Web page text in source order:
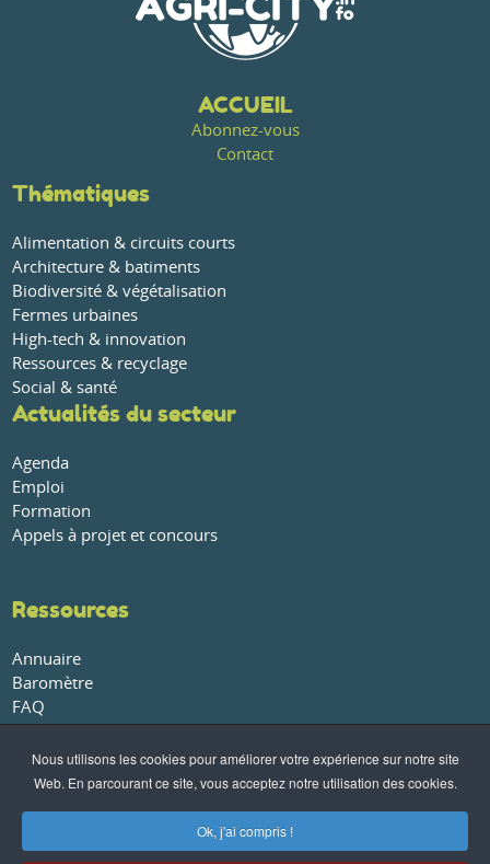
ACCUEIL
Abonnez-vous
Contact
Thématiques
Alimentation & circuits courts
Architecture & batiments
Biodiversité & végétalisation
Fermes urbaines
High-tech & innovation
Ressources & recyclage
Social & santé
Actualités du secteur
Agenda
Emploi
Formation
Appels à projet et concours
Ressources
Annuaire
Baromètre
FAQ
Glossaire
Publications et rapports
À propos
Qui sommes-nous ?
Nous utilisons les cookies pour améliorer votre expérience sur notre site
Web. En parcourant ce site, vous acceptez notre utilisation des cookies.
Ok, j'ai compris !